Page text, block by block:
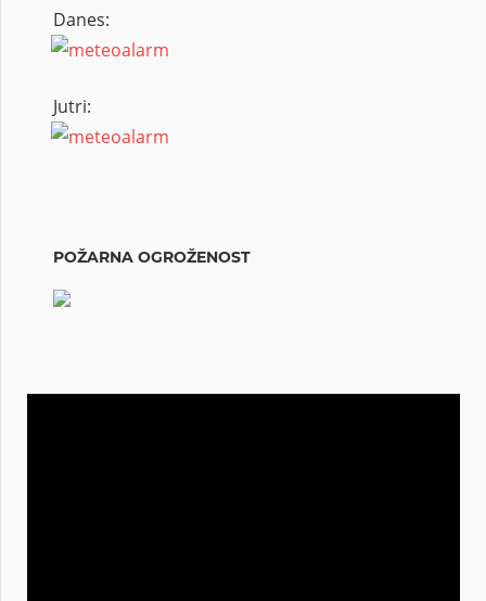
Danes:
Jutri:
POŽARNA OGROŽENOST